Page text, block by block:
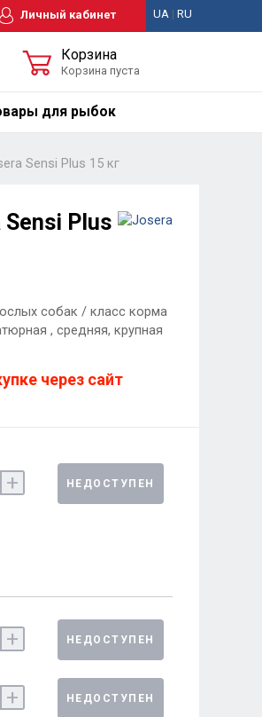
Личный кабинет UA| RU
Корзина
Корзина пуста
для рыбок
Sensi Plus 15 кг
Plus
собак / класс корма
, средняя, крупная
через сайт
+ НЕДОСТУПЕН
+ НЕДОСТУПЕН
+ НЕДОСТУПЕН